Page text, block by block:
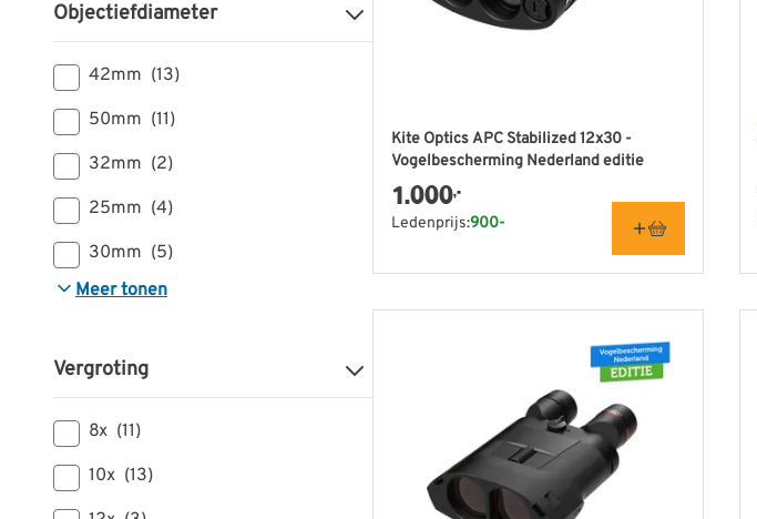
Objectiefdiameter
42mm (13)
50mm (11)
32mm (2)
25mm (4)
30mm (5)
Meer tonen
Vergroting
8x (11)
10x (13)
Kite Optics APC Stabilized 12x30 -
Vogelbescherming Nederland editie
1.000,-
Ledenprijs:900-